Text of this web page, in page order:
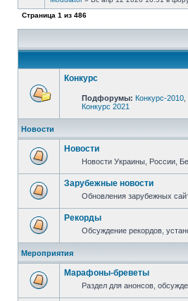
Страница 1 из 486
Конкурс
Подфорумы: Конкурс-2010
Конкурс 2021
Новости
Новости
Новости Украины, России,
Зарубежные новости
Обновления зарубежных
Рекорды
Обсуждение рекордов,
Мероприятия
Марафоны-бреветы
Раздел для анонсов,